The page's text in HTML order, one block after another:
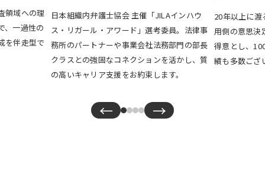
領域への理
、一過性の
を伴走型で
日本組織内弁護士協会 主催「JILAインハウ
ス・リガール・アワード」選考委員。法律事
務所のパートナーや事業会社法務部門の部長
クラスとの強固なコネクションを活かし、質
の高いキャリア支援をお約束します。
20年以上に
用側の意思決
得意とし、
績も多数ござ
← →